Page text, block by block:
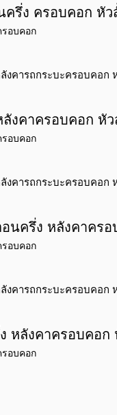
ครึ่ง ครอบคอก หัว
รอบคอก
งคาครอบคอก หั
รอบคอก
นครึ่ง หลังคาคร
รอบคอก
หลังคาครอบคอก
รอบคอก